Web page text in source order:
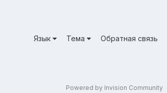
Язык Тема Обратная связь
Powered by Invision Community